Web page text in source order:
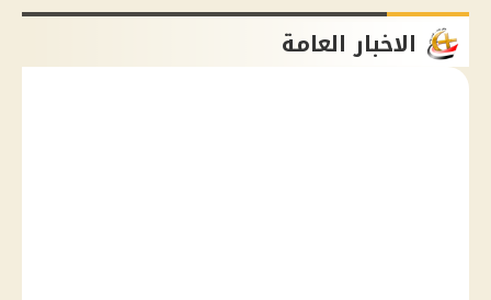
الاخبار العامة